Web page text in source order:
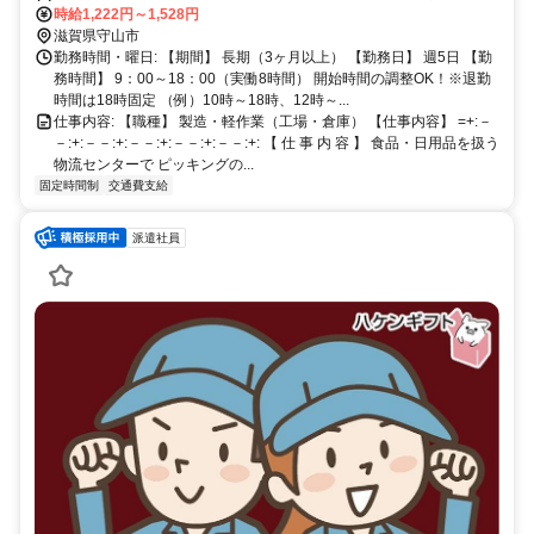
分） ＊車・バイク・自転車通勤OK ＊無料駐車場あり 車通勤OK,バイ
ク通勤OK
時給1,222円～1,528円
滋賀県守山市
勤務時間・曜日: 【期間】 長期（3ヶ月以上） 【勤務日】 週5日 【勤
務時間】 9：00～18：00（実働8時間） 開始時間の調整OK！※退勤
時間は18時固定 （例）10時～18時、12時～...
仕事内容: 【職種】 製造・軽作業（工場・倉庫） 【仕事内容】 =+:－
－:+:－－:+:－－:+:－－:+:－－:+: 【 仕 事 内 容 】 食品・日用品を扱う
物流センターで ピッキングの...
固定時間制 交通費支給
派遣社員